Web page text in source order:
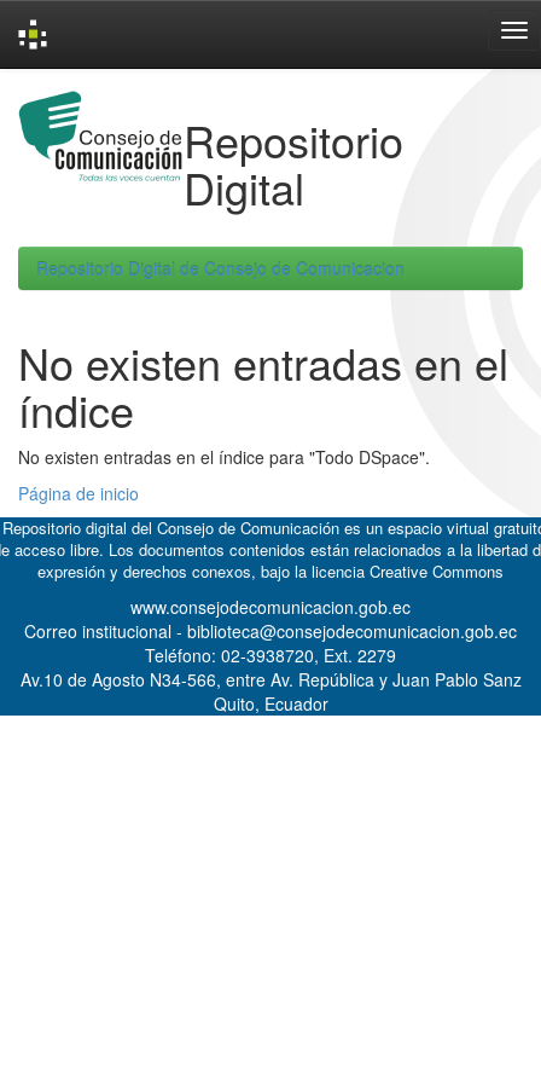
navigation
Repositorio
Digital
Repositorio Digital de Consejo de Comunicacion
No existen entradas en el
índice
No existen entradas en el índice para "Todo DSpace".
Página de inicio
digital del Consejo de Comunicación es un espacio virtual
acceso libre. Los documentos contenidos están relacionados a la libertad
expresión y derechos conexos, bajo la licencia Creative Commons
www.consejodecomunicacion.gob.ec
Correo institucional - biblioteca@consejodecomunicacion.gob.ec
Teléfono: 02-3938720, Ext. 2279
Av.10 de Agosto N34-566, entre Av. República y Juan Pablo Sanz
Quito, Ecuador